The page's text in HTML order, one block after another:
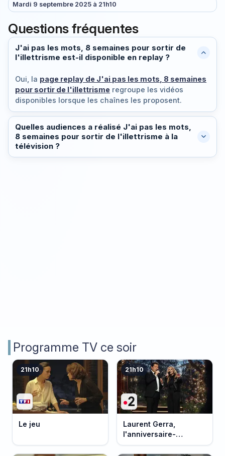
Mardi 9 septembre 2025 à 21h10
Questions fréquentes
J'ai pas les mots, 8 semaines pour sortir de
l'illettrisme est-il disponible en replay ?
Oui, la page replay de J'ai pas les mots, 8 semaines
pour sortir de l'illettrisme regroupe les vidéos
disponibles lorsque les chaînes les proposent.
Quelles audiences a réalisé J'ai pas les mots,
8 semaines pour sortir de l'illettrisme à la
télévision ?
Programme TV ce soir
21h10
Le jeu
21h10
Laurent Gerra,
l'anniversaire-
événement